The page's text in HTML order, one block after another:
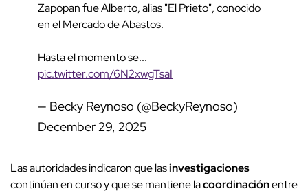
Zapopan fue Alberto, alias "El Prieto", conocido
en el Mercado de Abastos.
Hasta el momento se...
pic.twitter.com/6N2xwgTsaI
— Becky Reynoso (@BeckyReynoso)
December 29, 2025
Las autoridades indicaron que lasinvestigaciones
continúan en curso y que se mantiene lacoordinaciónentre